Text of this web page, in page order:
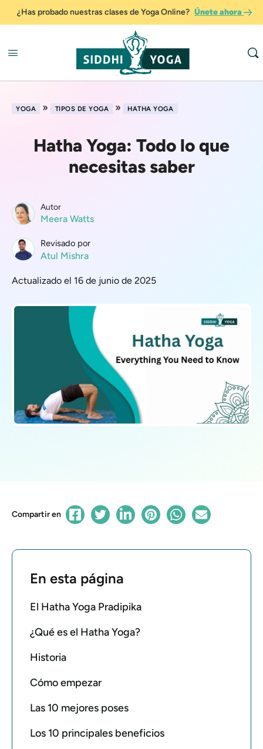
¿Has probado nuestras clases de Yoga Online? Únete ahora
YOGA » TIPOS DE YOGA » HATHA YOGA
Hatha Yoga: Todo lo que
necesitas saber
Autor
Meera Watts
Revisado por
Atul Mishra
Actualizado el 16 de junio de 2025
Compartir en
En esta página
El Hatha Yoga Pradipika
¿Qué es el Hatha Yoga?
Historia
Cómo empezar
Las 10 mejores poses
Los 10 principales beneficios